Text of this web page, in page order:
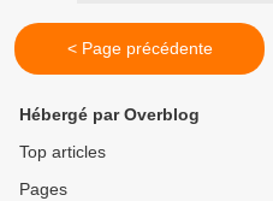
< Page précédente
Hébergé par Overblog
Top articles
Pages